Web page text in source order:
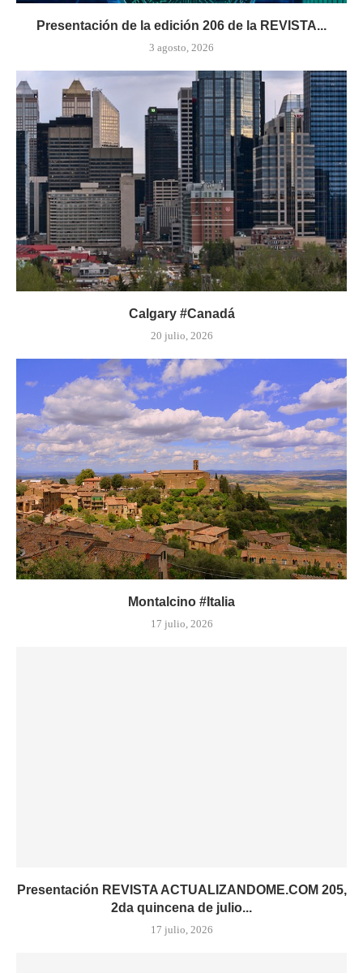
Presentación de la edición 206 de la REVISTA...
3 agosto, 2026
Calgary #Canadá
20 julio, 2026
Montalcino #Italia
17 julio, 2026
Presentación REVISTA ACTUALIZANDOME.COM 205,
2da quincena de julio...
17 julio, 2026